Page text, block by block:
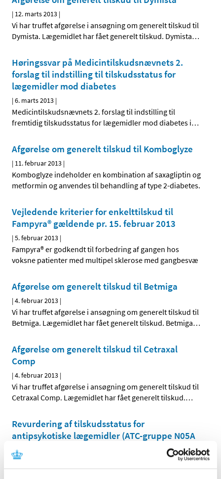
| 12. marts 2013 |
Vi har truffet afgørelse i ansøgning om generelt tilskud til
Dymista. Lægemidlet har fået generelt tilskud. Dymista…
Høringssvar på Medicintilskuds­nævnets 2.
forslag til indstilling til tilskudsstatus for
lægemidler mod diabetes
|6. marts 2013 |
Medicintilskudsnævnets 2. forslag til indstilling til
fremtidig tilskudsstatus for lægemidler mod diabetes i…
Afgørelse om generelt tilskud til Komboglyze
| 11. februar 2013 |
Komboglyze indeholder en kombination af saxagliptin og
metformin og anvendes til behandling af type 2-diabetes.
Vejledende kriterier for enkelttilskud til
Fampyra® gældende pr. 15. februar 2013
|5. februar 2013 |
Fampyra® er godkendt til forbedring af gangen hos
voksne patienter med multipel sklerose med gangbesvæ
Afgørelse om generelt tilskud til Betmiga
|4. februar 2013 |
Vi har truffet afgørelse i ansøgning om generelt tilskud til
Betmiga. Lægemidlet har fået generelt tilskud. Betmiga…
Afgørelse om generelt tilskud til Cetraxal
Comp
|4. februar 2013 |
Vi har truffet afgørelse i ansøgning om generelt tilskud til
Cetraxal Comp. Lægemidlet har fået generelt tilskud.…
Revurdering af tilskudsstatus for
antipsykotiske lægemidler (ATC-gruppe N05A
m.fl.)
|29. januar 2013